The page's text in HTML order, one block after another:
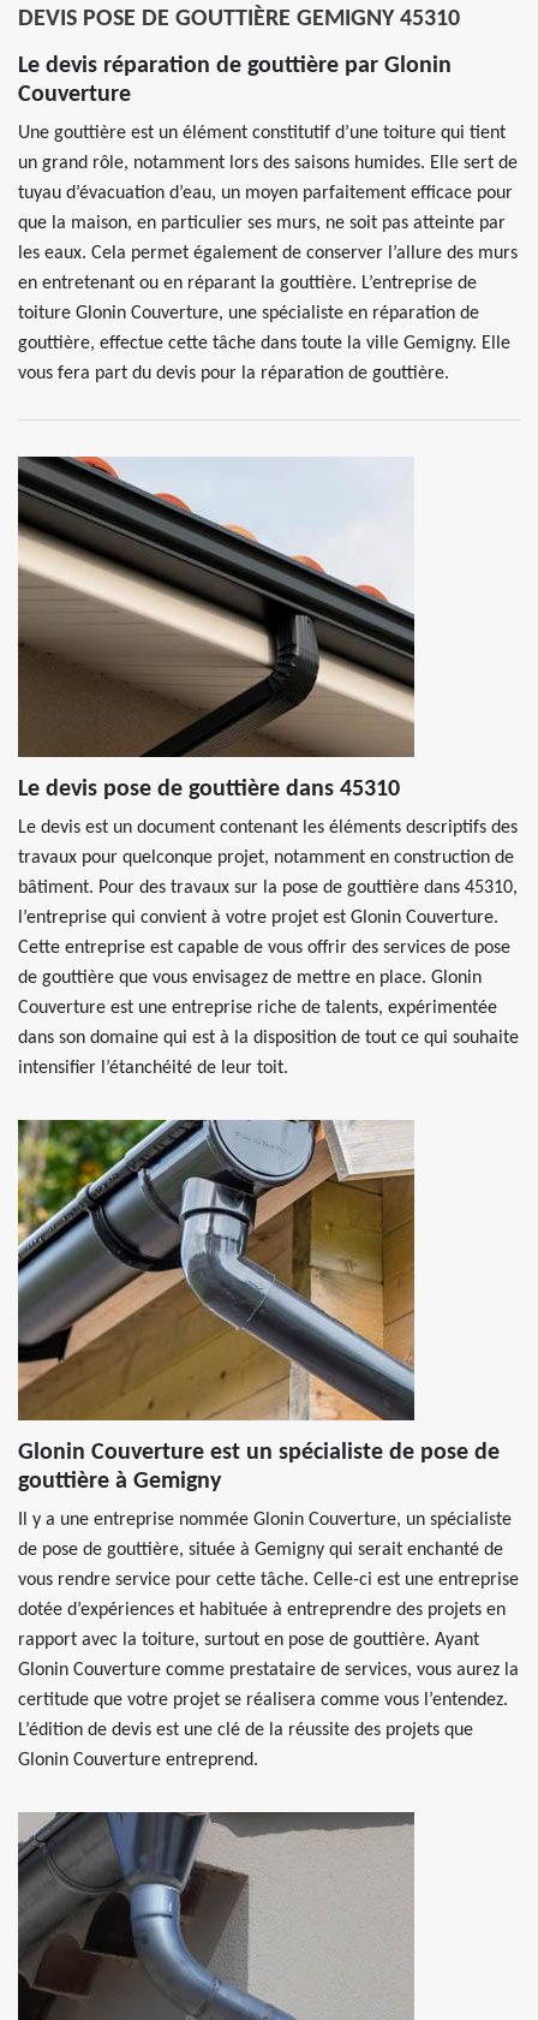
DEVIS POSE DE GOUTTIÈRE GEMIGNY 45310
Le devis réparation de gouttière par Glonin
Couverture
Une gouttière est un élément constitutif d’une toiture qui tient
un grand rôle, notamment lors des saisons humides. Elle sert de
tuyau d’évacuation d’eau, un moyen parfaitement efficace pour
que la maison, en particulier ses murs, ne soit pas atteinte par
les eaux. Cela permet également de conserver l’allure des murs
en entretenant ou en réparant la gouttière. L’entreprise de
toiture Glonin Couverture, une spécialiste en réparation de
gouttière, effectue cette tâche dans toute la ville Gemigny. Elle
vous fera part du devis pour la réparation de gouttière.
Le devis pose de gouttière dans 45310
Le devis est un document contenant les éléments descriptifs des
travaux pour quelconque projet, notamment en construction de
bâtiment. Pour des travaux sur la pose de gouttière dans 45310,
l’entreprise qui convient à votre projet est Glonin Couverture.
Cette entreprise est capable de vous offrir des services de pose
de gouttière que vous envisagez de mettre en place. Glonin
Couverture est une entreprise riche de talents, expérimentée
dans son domaine qui est à la disposition de tout ce qui souhaite
intensifier l’étanchéité de leur toit.
Glonin Couverture est un spécialiste de pose de
gouttière à Gemigny
Il y a une entreprise nommée Glonin Couverture, un spécialiste
de pose de gouttière, située à Gemigny qui serait enchanté de
vous rendre service pour cette tâche. Celle-ci est une entreprise
dotée d’expériences et habituée à entreprendre des projets en
rapport avec la toiture, surtout en pose de gouttière. Ayant
Glonin Couverture comme prestataire de services, vous aurez la
certitude que votre projet se réalisera comme vous l’entendez.
L’édition de devis est une clé de la réussite des projets que
Glonin Couverture entreprend.